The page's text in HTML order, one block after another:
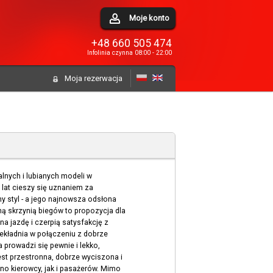
Moje konto
+48 660 505 474
Infolinia czynna 08:00 - 22:00
Moja rezerwacja
i lubianych modeli w
cieszy się uznaniem za
styl - a jego najnowsza odsłona
skrzynią biegów to propozycja dla
jazdę i czerpią satysfakcję z
w połączeniu z dobrze
się pewnie i lekko,
przestronna, dobrze wyciszona i
kierowcy, jak i pasażerów. Mimo